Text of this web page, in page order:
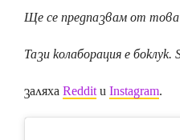
Ще се предпазвам от
Тази колаборация е боклук.
заляхаRedditиInstagram.